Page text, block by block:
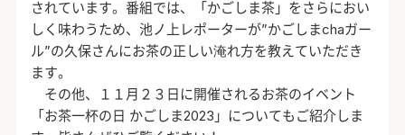
されています。番組では、「かごしま茶」をさらにおい
しく味わうため、池ノ上レポーターが”かごしまchaガー
ル”の久保さんにお茶の正しい淹れ方を教えていただき
ます。
その他、１１月２３日に開催されるお茶のイベント
「お茶一杯の日 かごしま2023」についてもご紹介しま